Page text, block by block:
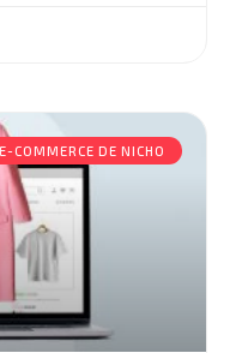
E-COMMERCE DE NICHO